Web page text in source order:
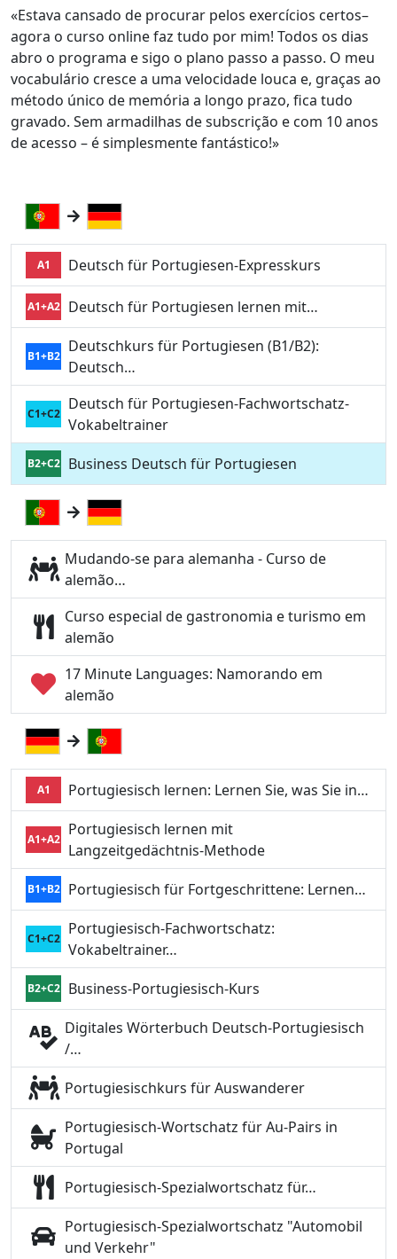
«Estava cansado de procurar pelos exercícios certos–
agora o curso online faz tudo por mim! Todos os dias
abro o programa e sigo o plano passo a passo. O meu
vocabulário cresce a uma velocidade louca e, graças ao
método único de memória a longo prazo, fica tudo
gravado. Sem armadilhas de subscrição e com 10 anos
de acesso – é simplesmente fantástico!»
A1 Deutsch für Portugiesen-Expresskurs
A1+A2 Deutsch für Portugiesen lernen mit…
B1+B2
Deutschkurs für Portugiesen (B1/B2):
Deutsch…
C1+C2
Deutsch für Portugiesen-Fachwortschatz-
Vokabeltrainer
B2+C2 Business Deutsch für Portugiesen
Mudando-se para alemanha - Curso de
alemão…
Curso especial de gastronomia e turismo em
alemão
17 Minute Languages: Namorando em
alemão
A1 Portugiesisch lernen: Lernen Sie, was Sie in…
A1+A2
Portugiesisch lernen mit
Langzeitgedächtnis-Methode
B1+B2 Portugiesisch für Fortgeschrittene: Lernen…
C1+C2
Portugiesisch-Fachwortschatz:
Vokabeltrainer…
B2+C2
Business-Portugiesisch-Kurs
Digitales Wörterbuch Deutsch-Portugiesisch
/…
Portugiesischkurs für Auswanderer
Portugiesisch-Wortschatz für Au-Pairs in
Portugal
Portugiesisch-Spezialwortschatz für…
Portugiesisch-Spezialwortschatz "Automobil
und Verkehr"